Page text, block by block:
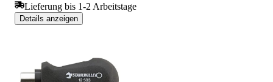
Lieferung bis 1-2 Arbeitstage
Details anzeigen